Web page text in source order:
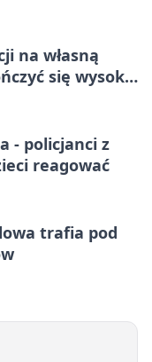
na własną
się wysoką
- policjanci z
reagować
trafia pod